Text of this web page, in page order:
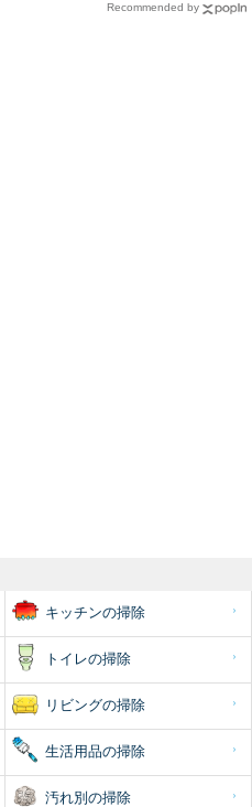
Recommended by
キッチンの掃除
トイレの掃除
リビングの掃除
生活用品の掃除
汚れ別の掃除